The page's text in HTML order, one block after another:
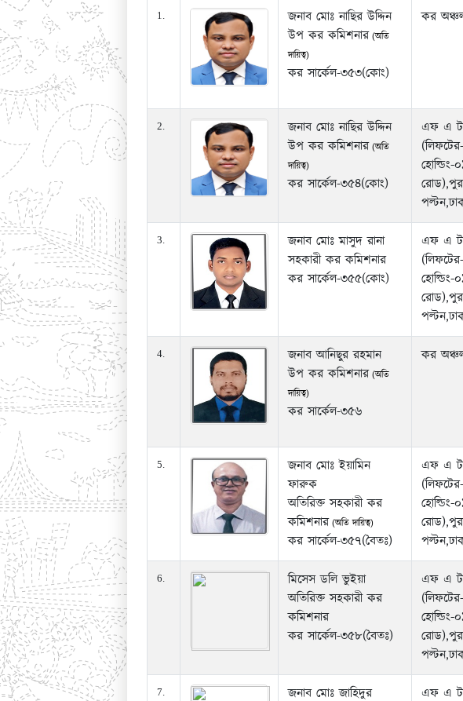
1.
জনাব মোঃ নাছির উদ্দিন
উপ কর কমিশনার(অতি
দায়িত্ব)
কর সার্কেল-৩৫৩(কোং)
কর
2.
জনাব মোঃ নাছির উদ্দিন
উপ কর কমিশনার(অতি
দায়িত্ব)
কর সার্কেল-৩৫৪(কোং)
এফ এ
হোল্ডিং-
3.
জনাব মোঃ মাসুদ রানা
সহকারী কর কমিশনার
কর সার্কেল-৩৫৫(কোং)
এফ এ
হোল্ডিং-
4.
জনাব আনিছুর রহমান
উপ কর কমিশনার(অতি
দায়িত্ব)
কর সার্কেল-৩৫৬
কর
5.
জনাব মোঃ ইয়ামিন
ফারুক
অতিরিক্ত সহকারী কর
কমিশনার(অতি দায়িত্ব)
কর সার্কেল-৩৫৭(বৈতঃ)
এফ এ
হোল্ডিং-
6.
মিসেস ডলি ভুইয়া
অতিরিক্ত সহকারী কর
কমিশনার
কর সার্কেল-৩৫৮(বৈতঃ)
এফ এ
হোল্ডিং-
7. জনাব মোঃ জাহিদুর এফ এ